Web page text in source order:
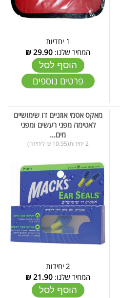
1 יחדיות
המחיר שלנו: 29.90
₪
הוסף לסל
פרטים נוספים
מאקס אטמי אוזניים דו שימושיים
לאטימה מפני רעשים ומפני
מים...
2 יחידות(10.95 ₪ ליחידה)
2 יחידות
המחיר שלנו: 21.90
₪
הוסף לסל